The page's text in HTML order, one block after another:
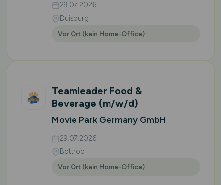
29.07.2026
Duisburg
Vor Ort (kein Home-Office)
Teamleader Food &
Beverage (m/w/d)
Movie Park Germany GmbH
29.07.2026
Bottrop
Vor Ort (kein Home-Office)